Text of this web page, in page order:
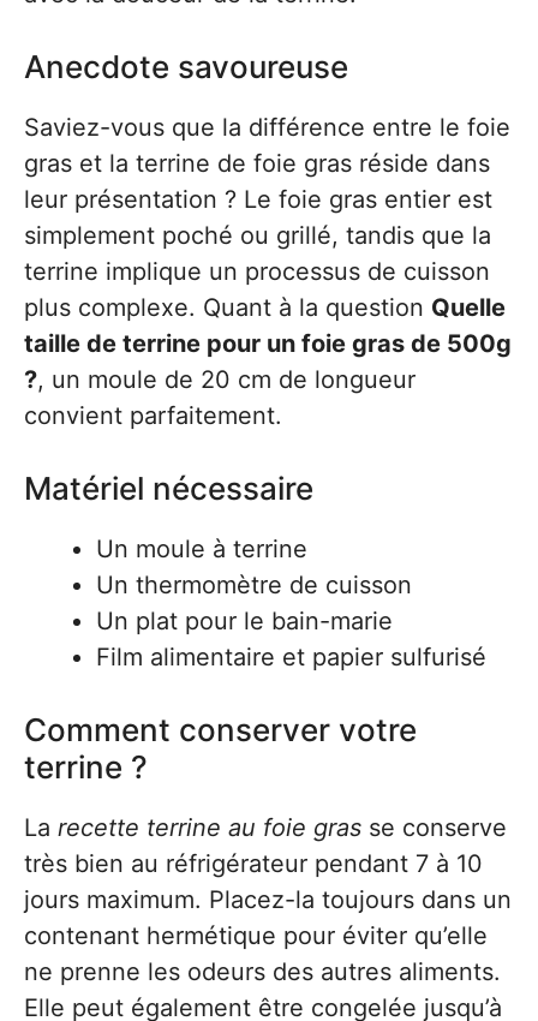
Anecdote savoureuse
Saviez-vous que la différence entre le foie
gras et la terrine de foie gras réside dans
leur présentation ? Le foie gras entier est
simplement poché ou grillé, tandis que la
terrine implique un processus de cuisson
plus complexe. Quant à la question Quelle
taille de terrine pour un foie gras de 500g
?, un moule de 20 cm de longueur
convient parfaitement.
Matériel nécessaire
Un moule à terrine
Un thermomètre de cuisson
Un plat pour le bain-marie
Film alimentaire et papier sulfurisé
Comment conserver votre
terrine ?
La recette terrine au foie gras se conserve
très bien au réfrigérateur pendant 7 à 10
jours maximum. Placez-la toujours dans un
contenant hermétique pour éviter qu’elle
ne prenne les odeurs des autres aliments.
Elle peut également être congelée jusqu’à